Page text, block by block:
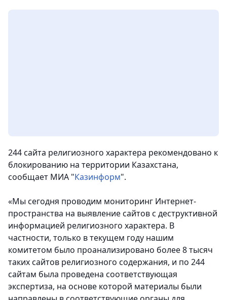
244 сайта религиозного характера рекомендовано к
блокированию на территории Казахстана,
сообщает МИА "Казинформ".
«Мы сегодня проводим мониторинг Интернет-
пространства на выявление сайтов с деструктивной
информацией религиозного характера. В
частности, только в текущем году нашим
комитетом было проанализировано более 8 тысяч
таких сайтов религиозного содержания, и по 244
сайтам была проведена соответствующая
экспертиза, на основе которой материалы были